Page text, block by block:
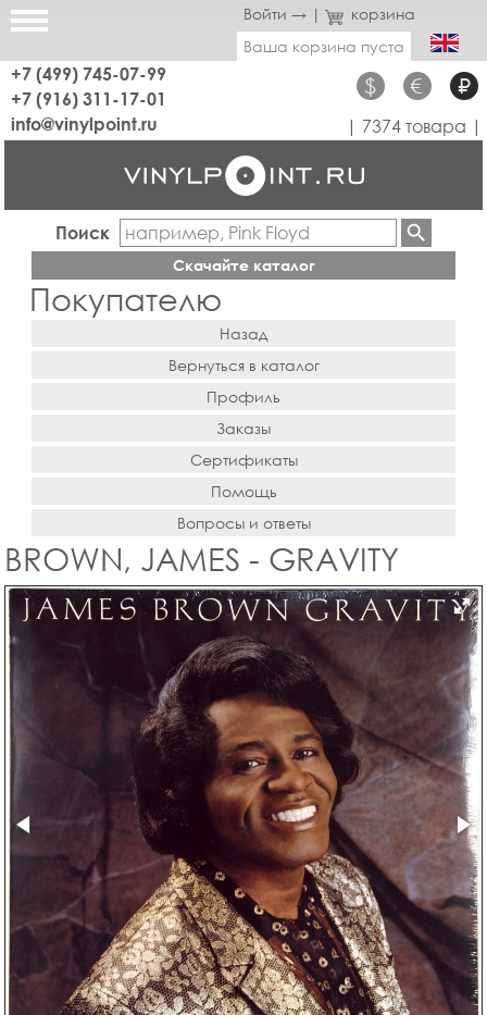
Войти → |
корзина
Ваша корзина пуста
+7 (499) 745-07-99
+7 (916) 311-17-01
$ € ₽
info@vinylpoint.ru | 7374 товара |
Поиск
Скачайте каталог
Покупателю
Назад
Вернуться в каталог
Профиль
Заказы
Сертификаты
Помощь
Вопросы и ответы
BROWN, JAMES - GRAVITY